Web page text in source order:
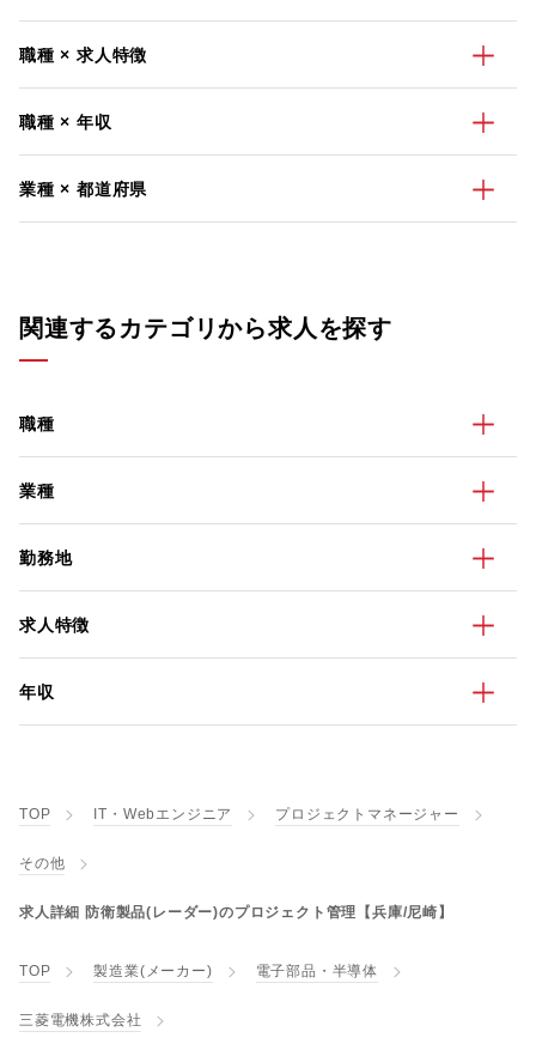
職種 × 求人特徴
職種 × 年収
業種 × 都道府県
関連するカテゴリから求人を探す
職種
業種
勤務地
求人特徴
年収
TOP IT・Webエンジニア プロジェクトマネージャー
その他
求人詳細 防衛製品(レーダー)のプロジェクト管理【兵庫/尼崎】
TOP 製造業(メーカー) 電子部品・半導体
三菱電機株式会社